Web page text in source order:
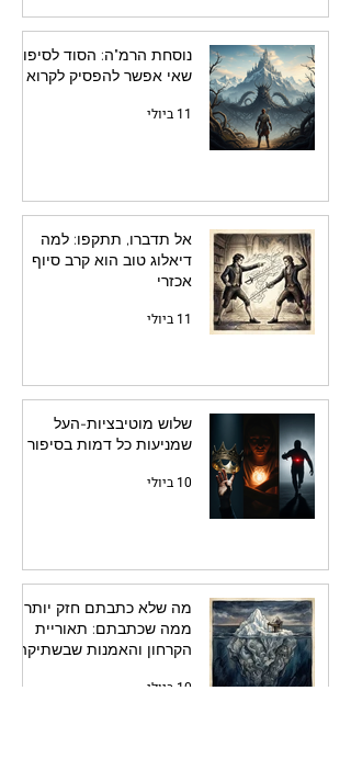
נוסחת הרמ"ה: הסוד לסיפור
שאי אפשר להפסיק לקרוא
11 ביולי
אל תדברו, תתקפו: למה
דיאלוג טוב הוא קרב סיוף
אכזרי
11 ביולי
שלוש מוטיבציות-העל
שמניעות כל דמות בסיפור
10 ביולי
מה שלא כתבתם חזק יותר
ממה שכתבתם: תאוריית
הקרחון והאמנות שבשתיקה
10 ביולי